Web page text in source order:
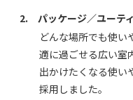
2. パッケージ／ユーテ
どんな場所でも使い
適に過ごせる広い室
出かけたくなる使い
採用しました。